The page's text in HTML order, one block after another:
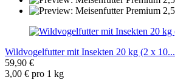
Wildvogelfutter mit Insekten 20 kg (2 x 10...
59,90 €
3,00 € pro 1 kg